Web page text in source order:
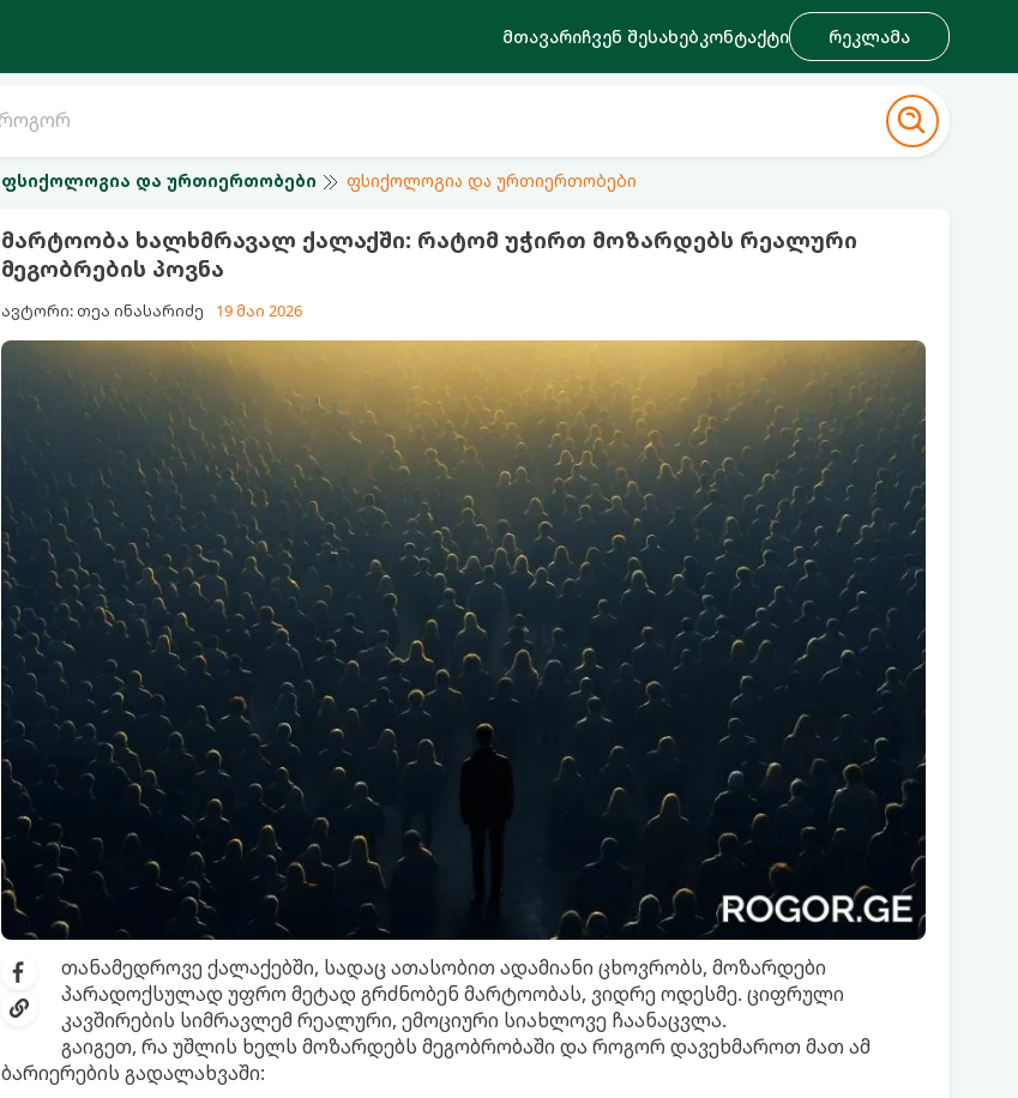
მთავარიჩვენ შესახებკონტაქტი რეკლამა
ფსიქოლოგია და ურთიერთობები ფსიქოლოგია და ურთიერთობები
მარტოობა ხალხმრავალ ქალაქში: რატომ უჭირთ მოზარდებს რეალური
მეგობრების პოვნა
ავტორი: თეა ინასარიძე 19 მაი 2026
თანამედროვე ქალაქებში, სადაც ათასობით ადამიანი ცხოვრობს, მოზარდები
პარადოქსულად უფრო მეტად გრძნობენ მარტოობას, ვიდრე ოდესმე. ციფრული
კავშირების სიმრავლემ რეალური, ემოციური სიახლოვე ჩაანაცვლა.
გაიგეთ, რა უშლის ხელს მოზარდებს მეგობრობაში და როგორ დავეხმაროთ მათ ამ
ბარიერების გადალახვაში: